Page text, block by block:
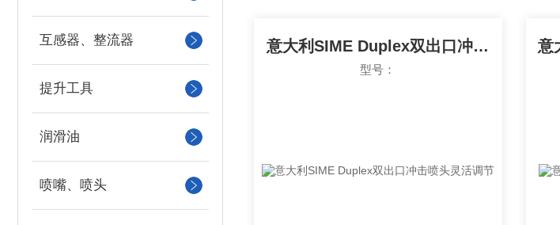
互感器、整流器
提升工具
润滑油
喷嘴、喷头
意大利SIME Duplex双出口冲击喷头灵活调节
型号：